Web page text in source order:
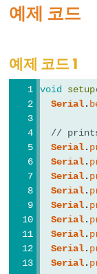
상
부
동
예제 코드
예제 코드 1
void setup
Serial.
//
Serial.
Serial.
Serial.
Serial.
Serial.
Serial.
Serial.
Serial.
Serial.